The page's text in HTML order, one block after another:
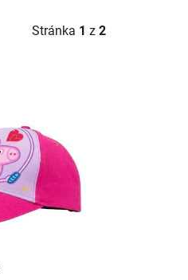
Stránka 1 z 2